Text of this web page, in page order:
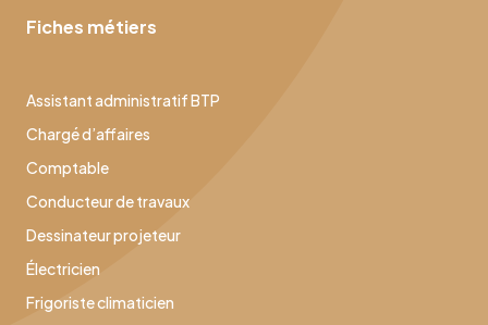
Fiches métiers
Assistant administratif BTP
Chargé d’affaires
Comptable
Conducteur de travaux
Dessinateur projeteur
Électricien
Frigoriste climaticien